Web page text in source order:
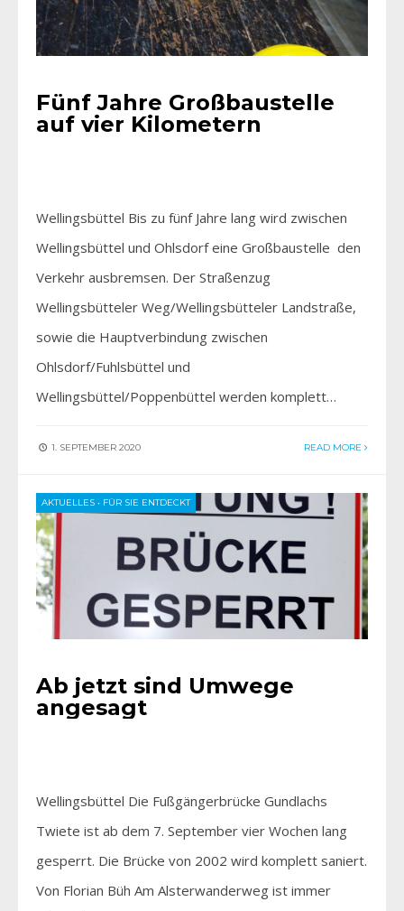
Fünf Jahre Großbaustelle
auf vier Kilometern
Wellingsbüttel Bis zu fünf Jahre lang wird zwischen
Wellingsbüttel und Ohlsdorf eine Großbaustelle den
Verkehr ausbremsen. Der Straßenzug
Wellingsbütteler Weg/Wellingsbütteler Landstraße,
sowie die Hauptverbindung zwischen
Ohlsdorf/Fuhlsbüttel und
Wellingsbüttel/Poppenbüttel werden komplett…
1. SEPTEMBER 2020 READ MORE
AKTUELLES • FÜR SIE ENTDECKT
Ab jetzt sind Umwege
angesagt
Wellingsbüttel Die Fußgängerbrücke Gundlachs
Twiete ist ab dem 7. September vier Wochen lang
gesperrt. Die Brücke von 2002 wird komplett saniert.
Von Florian Büh Am Alsterwanderweg ist immer